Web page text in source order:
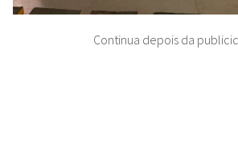
Continua depois da